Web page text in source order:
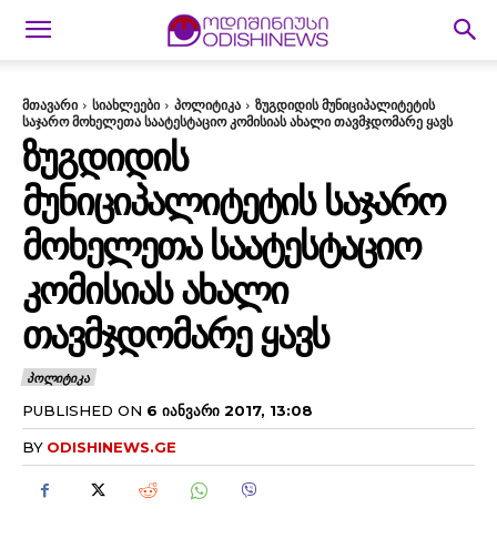
მთავარი სიახლეები პოლიტიკა
ზუგდიდის მუნიციპალიტეტის
საჯარო მოხელეთა საატესტაციო კომისიას ახალი თავმჯდომარე ყავს
ᲖᲣᲒᲓᲘᲓᲘᲡ
ᲛᲣᲜᲘᲪᲘᲞᲐᲚᲘᲢᲔᲢᲘᲡ ᲡᲐᲯᲐᲠᲝ
ᲛᲝᲮᲔᲚᲔᲗᲐ ᲡᲐᲐᲢᲔᲡᲢᲐᲪᲘᲝ
ᲙᲝᲛᲘᲡᲘᲐᲡ ᲐᲮᲐᲚᲘ
ᲗᲐᲕᲛᲯᲓᲝᲛᲐᲠᲔ ᲧᲐᲕᲡ
ᲞᲝᲚᲘᲢᲘᲙᲐ
PUBLISHED ON 6 ᲘᲐᲜᲕᲐᲠᲘ 2017, 13:08
BY ODISHINEWS.GE